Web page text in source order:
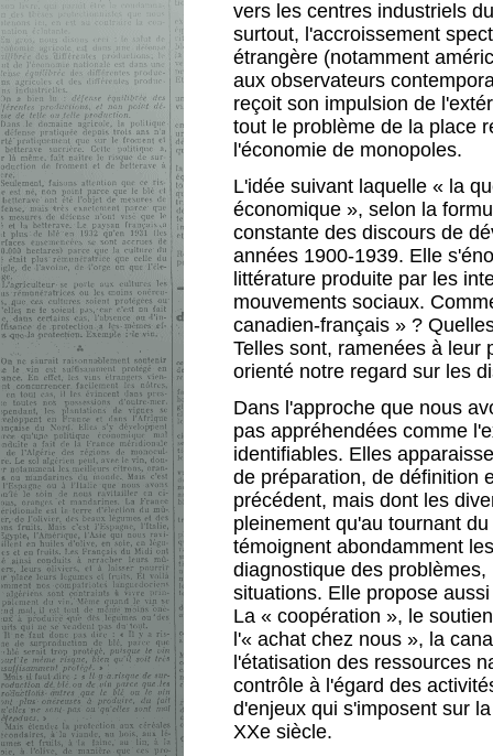
vers les centres industriels
surtout, l'accroissement
étrangère (notamment
aux observateurs
reçoit son impulsion de
tout le problème de la place
l'économie de monopoles.
L'idée suivant laquelle « la
économique », selon la
constante des discours de
années 1900-1939. Elle
littérature produite par les
mouvements sociaux.
canadien-français » ?
Telles sont, ramenées à leur
orienté notre regard sur les
Dans l'approche que nous
pas appréhendées comme
identifiables. Elles
de préparation, de définition
précédent, mais dont les
pleinement qu'au tournant
témoignent abondamment
diagnostique des
situations. Elle propose
La « coopération », le
l'« achat chez nous », la
l'étatisation des ressources
contrôle à l'égard des
d'enjeux qui s'imposent sur
XXe siècle.